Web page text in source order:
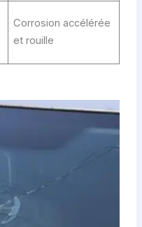
Corrosion accélérée
et rouille